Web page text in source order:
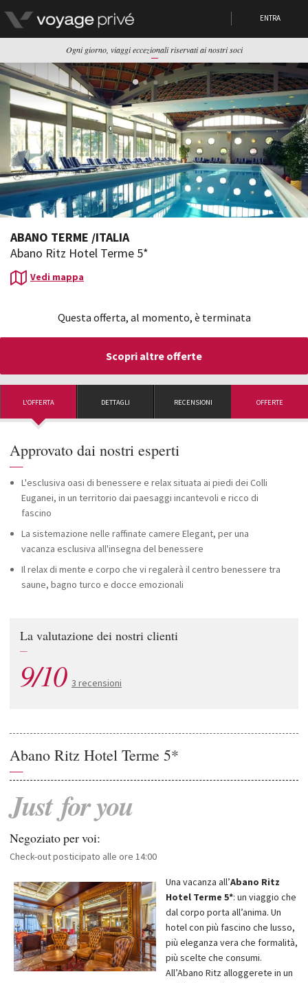
ENTRA
Ogni giorno, viaggi eccezionali riservati ai nostri soci
Questa offerta, al momento, è terminata
Scopri altre offerte
ABANO TERME /ITALIA
Abano Ritz Hotel Terme 5*
Vedi mappa
L'OFFERTA DETTAGLI RECENSIONI OFFERTE
Approvato dai nostri esperti
—
L'esclusiva oasi di benessere e relax situata ai piedi dei Colli
Euganei, in un territorio dai paesaggi incantevoli e ricco di
fascino
La sistemazione nelle raffinate camere Elegant, per una
vacanza esclusiva all'insegna del benessere
Il relax di mente e corpo che vi regalerà il centro benessere tra
saune, bagno turco e docce emozionali
La valutazione dei nostri clienti
—
9/10 3 recensioni
Abano Ritz Hotel Terme 5*
—
Just foryou
Negoziato per voi:
Check-out posticipato alle ore 14:00
Una vacanza all’Abano Ritz
Hotel Terme 5*: un viaggio che
dal corpo porta all’anima. Un
hotel con più fascino che lusso,
più eleganza vera che formalità,
più scelte che consumi.
All’Abano Ritz alloggerete in un